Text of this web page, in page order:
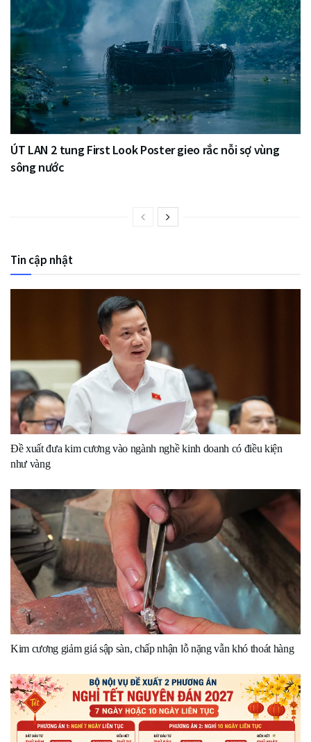
ÚT LAN 2 tung First Look Poster gieo rắc nỗi sợ vùng
sông nước
Tin cập nhật
Đề xuất đưa kim cương vào ngành nghề kinh doanh có điều kiện
như vàng
Kim cương giảm giá sập sàn, chấp nhận lỗ nặng vẫn khó thoát hàng